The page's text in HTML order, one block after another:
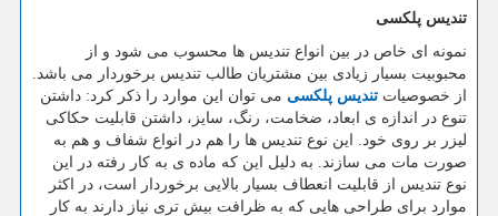
تندیس پلکسی
نمونه ای خاص در بین انواع تندیس ها محسوب می شود و از
محبوبیت بسیار زیادی بین مشتریان طالب تندیس برخوردار می باشد.
از خصوصیات تندیس پلکسی می توان این موارد را ذکر کرد: داشتن
تنوع در اندازه ی ابعاد، ضخامت، رنگ، سایز، داشتن قابلیت حکاکی
لیزر بر روی خود. این نوع تندیس ها را هم در انواع شفاف و هم به
صورت مات می سازند. به دلیل این که ماده ی به کار رفته در این
نوع تندیس از قابلیت انعطاف بسیار بالایی برخوردار است، در اکثر
موارد برای طراحی هایی که به ظرافت بیش تری نیاز دارند به کار